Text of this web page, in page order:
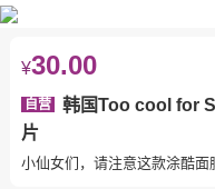
¥30.00
自营
韩国Too cool for
片
小仙女们，请注意这款涂酷